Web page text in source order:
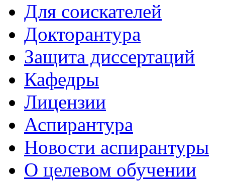
Для соискателей
Докторантура
Защита диссертаций
Кафедры
Лицензии
Аспирантура
Новости аспирантуры
О целевом обучении